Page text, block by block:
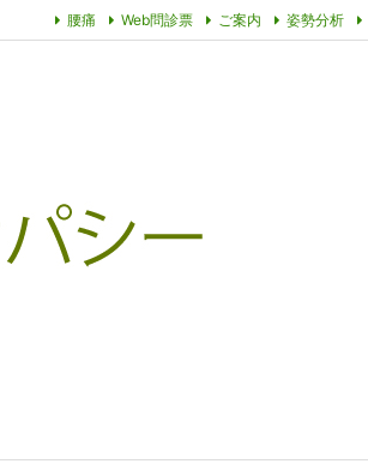
腰痛 Web問診票 ご案内 姿勢分析